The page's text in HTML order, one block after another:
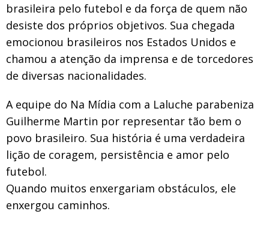
brasileira pelo futebol e da força de quem não
desiste dos próprios objetivos. Sua chegada
emocionou brasileiros nos Estados Unidos e
chamou a atenção da imprensa e de torcedores
de diversas nacionalidades.
A equipe do Na Mídia com a Laluche parabeniza
Guilherme Martin por representar tão bem o
povo brasileiro. Sua história é uma verdadeira
lição de coragem, persistência e amor pelo
futebol.
Quando muitos enxergariam obstáculos, ele
enxergou caminhos.